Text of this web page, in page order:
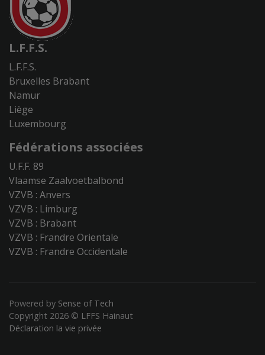
L.F.F.S.
L.F.F.S.
Bruxelles Brabant
Namur
Liège
Luxembourg
Fédérations associées
U.F.F. 89
Vlaamse Zaalvoetbalbond
VZVB : Anvers
VZVB : Limburg
VZVB : Brabant
VZVB : Frandre Orientale
VZVB : Frandre Occidentale
Powered by Sense of Tech
Copyright 2026 © LFFS Hainaut
Déclaration la vie privée